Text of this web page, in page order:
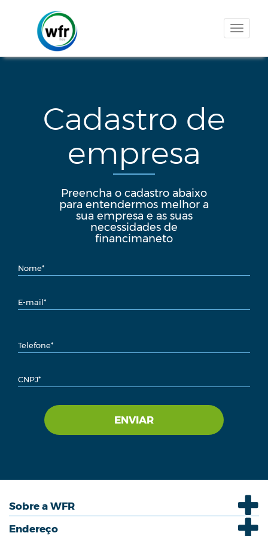
Cadastro de
empresa
Preencha o cadastro abaixo
para entendermos melhor a
sua empresa e as suas
necessidades de
financimaneto
Sobre a WFR
Endereço